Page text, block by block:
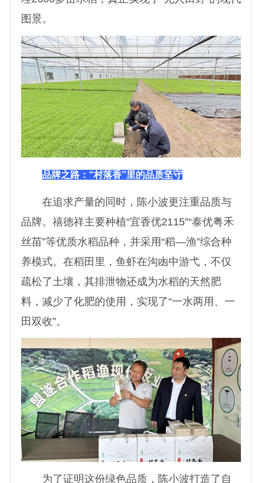
图景。
品牌之路：“村落香”里的品质坚守
在追求产量的同时，陈小波更注重品质与
品牌。禧德祥主要种植“宜香优2115”“泰优粤禾
丝苗”等优质水稻品种，并采用“稻—渔”综合种
养模式。在稻田里，鱼虾在沟凼中游弋，不仅
疏松了土壤，其排泄物还成为水稻的天然肥
料，减少了化肥的使用，实现了“一水两用、一
田双收”。
为了证明这份绿色品质，陈小波打造了自